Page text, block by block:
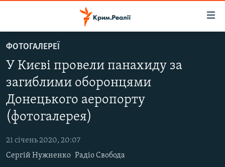
до
основного
матеріалу
до
основної
Перейти
до
ВОДА.КРИМ
ВІДЕО ТА ФОТО
ПОЛІТИКА
БЛОГИ
ПОГЛЯД
ІНТЕРВ'Ю
ФОТОГАЛЕРЕЇ
У Києві провели панахиду за
загиблими оборонцями
Донецького аеропорту
(фотогалерея)
21 січень 2020, 20:07
Сергій Нужненко Радіо Свобода